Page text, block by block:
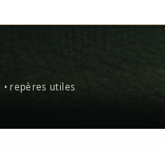
repères utiles